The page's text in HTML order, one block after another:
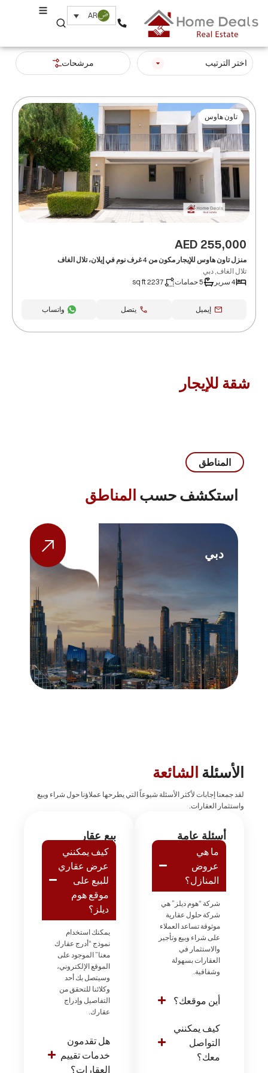
AR
مرشحات اختر الترتيب
تاون هاوس
AED 255,000
منزل تاون هاوس للإيجار مكون من 4 غرف نوم في إيلان، تلال الغاف
تلال الغاف, دبي
4 سرير
5 حمامات 2237 sq ft
إيميل يتصل واتساب
شقة للإيجار
المناطق
استكشف حسب المناطق
دبي
الأسئلة الشائعة
لقد جمعنا إجابات لأكثر الأسئلة شيوعاً التي يطرحها عملاؤنا حول شراء وبيع
واستثمار العقارات.
أسئلة عامة
ما هي
عروض
المنازل؟
شركة “هوم ديلز” هي
شركة حلول عقارية
موثوقة تساعد العملاء
على شراء وبيع وتأجير
والاستثمار في
العقارات بسهولة
وشفافية.
أين موقعك؟
كيف يمكنني
التواصل
معك؟
بيع عقار
كيف يمكنني
عرض عقاري
للبيع على
موقع هوم
ديلز؟
يمكنك استخدام
نموذج “أدرج عقارك
معنا” الموجود على
الموقع الإلكتروني،
وسيتصل بك أحد
وكلائنا للتحقق من
التفاصيل وإدراج
عقارك.
هل تقدمون
خدمات تقييم
العقارات؟